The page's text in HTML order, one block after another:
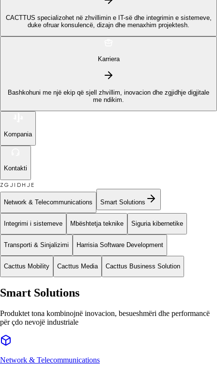
CACTTUS specializohet në zhvillimin e IT-së dhe integrimin e sistemeve,
duke ofruar konsulencë, dizajn dhe menaxhim projektesh.
Karriera
Bashkohuni me një ekip që sjell zhvillim, inovacion dhe zgjidhje digjitale
me ndikim.
Kompania
Kontakti
ZGJIDHJE
Network & Telecommunications Smart Solutions
Integrimi i sistemeve Mbështetja teknike Siguria kibernetike
Transporti & Sinjalizimi Harrisia Software Development
Cacttus Mobility Cacttus Media Cacttus Business Solution
Smart Solutions
Produktet tona kombinojnë inovacion, besueshmëri dhe performancë
për çdo nevojë industriale
Network & Telecommunications